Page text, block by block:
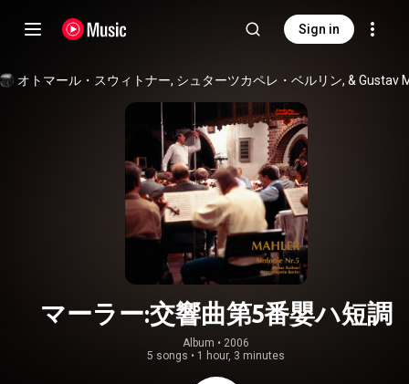
Sign in
マーラー:交響曲第5番嬰ハ短調
Album • 2006
5 songs • 1 hour, 3 minutes